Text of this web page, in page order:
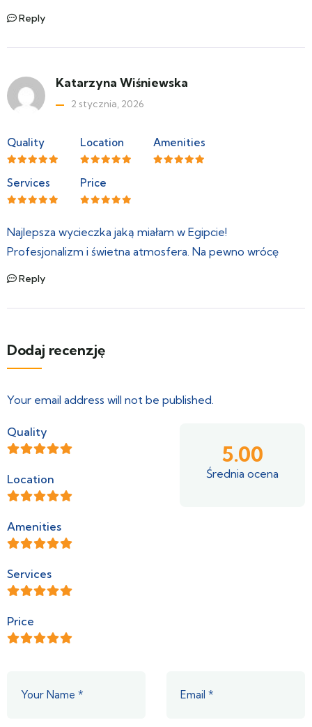
Reply
Katarzyna Wiśniewska
2 stycznia, 2026
Quality Location Amenities
Services Price
Najlepsza wycieczka jaką miałam w Egipcie!
Profesjonalizm i świetna atmosfera. Na pewno wrócę
Reply
Dodaj recenzję
Your email address will not be published.
Quality
Location
Amenities
Services
Price
5.00
Średnia ocena